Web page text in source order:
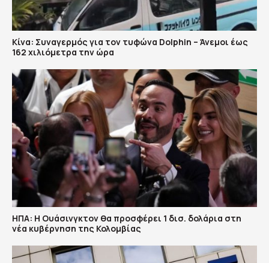
Κίνα: Συναγερμός για τον τυφώνα Dolphin – Άνεμοι έως
162 χιλιόμετρα την ώρα
ΗΠΑ: H Ουάσινγκτον θα προσφέρει 1 δισ. δολάρια στη
νέα κυβέρνηση της Κολομβίας